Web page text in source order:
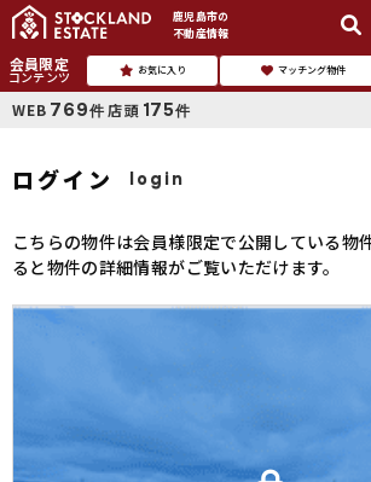
鹿児島市の
不動産情報
会員限定
コンテンツ お気に入り マッチング物件
WEB 769件 店頭 175件
ログイン login
こちらの物件は会員様限定で公開している物
ると物件の詳細情報がご覧いただけます。